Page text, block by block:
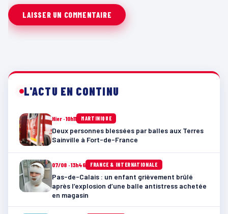
L'ACTU EN CONTINU
Hier · 10h11 MARTINIQUE
Deux personnes blessées par balles aux Terres
Sainville à Fort-de-France
07/08 · 13h46 FRANCE & INTERNATIONALE
Pas-de-Calais : un enfant grièvement brûlé
après l’explosion d’une balle antistress achetée
en magasin